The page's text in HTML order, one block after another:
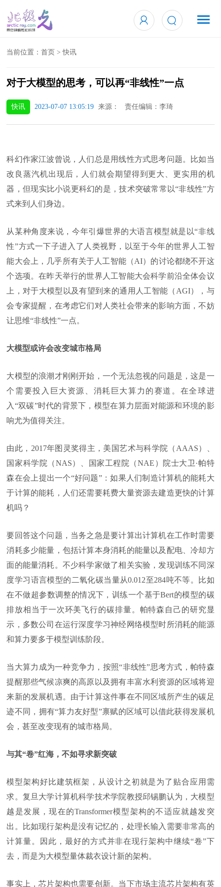
当前位置：首页 >快讯
对于大模型的思考，可以再“非线性”一点
快讯 2023-07-07 13:05:19 来源： 责任编辑：李琦
科幻作家江波曾说，人们总是用线性方式思考问题。比如当
改良蒸汽机出现后，人们就会期望得到更大、更实用的机
器，但现实比小说更科幻的是，技术突破常常以“非线性”方
式来到人们身边。
从某种角度来说，今年引爆世界的大语言模型就是以“非线
性”方式一下子进入了人类视野，以至于今年的世界人工智
能大会上，几乎所有关于人工智能（AI）的讨论都绕不开这
个选项。在昨天举行的世界人工智能大会科学前沿全体会议
上，对于大模型以及有望到来的通用人工智能（AGI），与
会专家提醒，在考虑它们对人类社会带来的影响方面，不妨
让思维“非线性”一点。
大模型或许会改变城市格局
大模型的浪潮才刚刚开始，一个无法忽视的问题是，这是一
个需要投入巨大资源、消耗巨大算力的赛道。在全球进
入“双碳”时代的背景下，模型在算力层面对能源和环境的影
响尤为值得关注。
由此，2017年图灵奖得主，美国艺术与科学院（AAAS）、
国家科学院（NAS）、国家工程院（NAE）院士大卫·帕特
森在会上提出一个“好问题”：如果人们制造计算机的能耗大
于计算的能耗，人们还需要耗费大量资源去建造更快的计算
机吗？
要回答这个问题，当务之急是要计算出计算机在工作时需要
消耗多少能量，包括计算本身消耗的能量以及配电、冷却方
面的能量消耗。不少科学家做了相关实验，发现训练不同深
度学习语言模型的二氧化碳当量从0.012至284吨不等。比如
在不做超参数调整的情况下，训练一个基于Bert的模型的碳
排放相当于一次环美飞行的碳排量。帕特森自己的研究显
示，多数公司在运行深度学习神经网络模型时所消耗的能源
和算力要多于模型训练阶段。
当大算力成为一种竞争力，按照“非线性”思考方式，帕特森
提醒那些气候凉爽的高原以及拥有丰富水利资源的区域将迎
来新的发展机遇。由于计算这件事在不同区域所产生的碳足
迹不同，拥有“算力友好型”禀赋的区域可以借此获得发展机
会，甚至改变现有的城市格局。
与其“卷”红海，不如寻求新突破
模型架构好比建筑框架，从设计之初就是为了贴合应用需
求。复旦大学计算机科学技术学院教授邱锡鹏认为，大模型
越是发展，现在的Transformer模型架构的不适应就越发突
出。比如现行架构是没有记忆的，处理长输入需要非常高的
计算量。因此，最好的方式并非在现行架构中继续“卷”下
去，而是为大模型量体裁衣设计新的架构。
事实上，芯片架构也需要创新。当下市场主流芯片架构有英